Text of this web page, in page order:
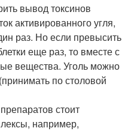
вывод токсинов
активированного угля,
раз. Но если превысить
еще раз, то вместе с
вещества. Уголь можно
по столовой
стоит
например,